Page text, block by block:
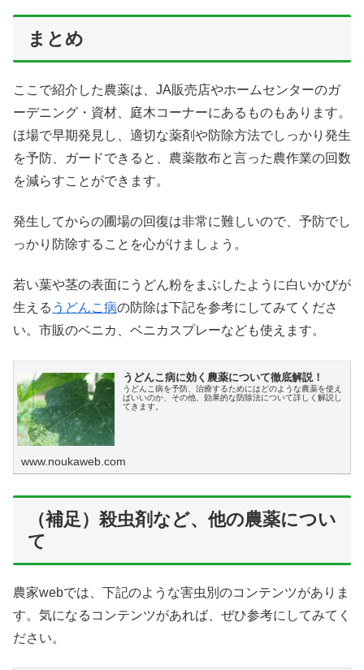
まとめ
ここで紹介した農薬は、JA販売店やホームセンターのガ
ーデニング・資材、庭木コーナーにあるものもあります。
ほ場で早期発見し、適切な薬剤や防除方法でしっかり発生
を予防、ガードできると、農薬散布と言った農作業の回数
を減らすことができます。
発生してからの圃場の回復は非常に難しいので、予防でし
っかり防除することを心がけましょう。
若い葉や茎の表面にうどん粉をまぶしたように白いかびが
生える うどんこ病の防除は下記を参考にしてみてくださ
い。市販のベニカ、ベニカスプレーなども使えます。
うどんこ病に効く農薬について徹底解説！
うどんこ病を予防、治療するためにはどのような農薬を使え
ばいいのか、その他、効果的な防除法について詳しく解説し
てきます。
www.noukaweb.com
（補足）殺虫剤など、他の農薬につい
て
農家webでは、下記のような害虫別のコンテンツがありま
す。気になるコンテンツがあれば、ぜひ参考にしてみてく
ださい。